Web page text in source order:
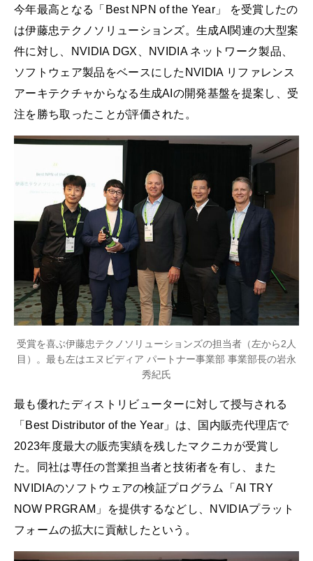
今年最高となる「Best NPN of the Year」 を受賞したの
は伊藤忠テクノソリューションズ。生成AI関連の大型案
件に対し、NVIDIA DGX、NVIDIA ネットワーク製品、
ソフトウェア製品をベースにしたNVIDIA リファレンス
アーキテクチャからなる生成AIの開発基盤を提案し、受
注を勝ち取ったことが評価された。
受賞を喜ぶ伊藤忠テクノソリューションズの担当者（左から2人
目）。最も左はエヌビディア パートナー事業部 事業部長の岩永
秀紀氏
最も優れたディストリビューターに対して授与される
「Best Distributor of the Year」は、国内販売代理店で
2023年度最大の販売実績を残したマクニカが受賞し
た。同社は専任の営業担当者と技術者を有し、また
NVIDIAのソフトウェアの検証プログラム「AI TRY
NOW PRGRAM」を提供するなどし、NVIDIAプラット
フォームの拡大に貢献したという。